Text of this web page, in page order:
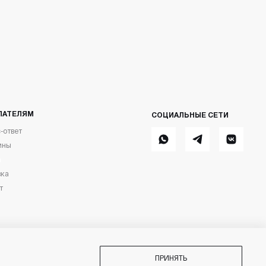
ответ
СОЦИАЛЬНЫЕ СЕТИ
WhatsappTelegram ВКонтакте
ПРИНЯТЬ